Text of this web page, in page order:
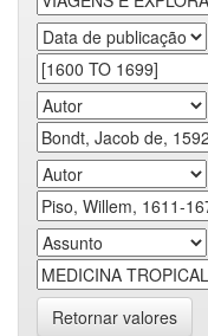
Retornar valores